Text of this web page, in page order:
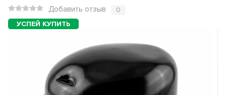
Добавить отзыв 0